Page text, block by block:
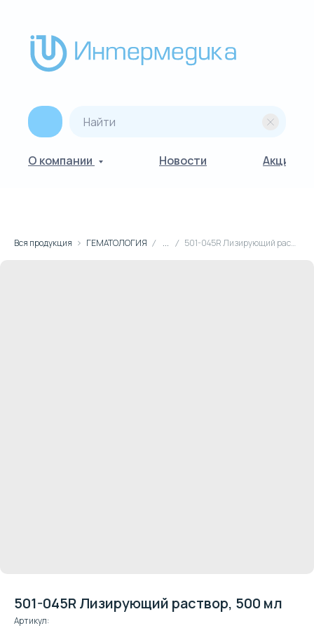
О компании Новости Акции
Вся продукция ГЕМАТОЛОГИЯ ... 501-045R Лизирующий раствор, 500 мл
501-045R Лизирующий раствор, 500 мл
Артикул:Клиентская поддержка: